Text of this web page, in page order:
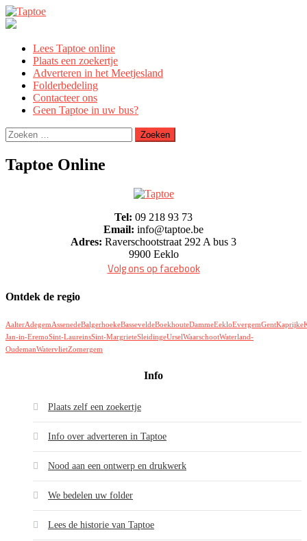
Skip
to
Lees Taptoe online
Plaats een zoekertje
Adverteren in het Meetjesland
Folderbedeling
Contacteer ons
Geen Taptoe in uw bus?
Zoeken
naar:
Taptoe Online
Tel: 09 218 93 73
Email: info@taptoe.be
Adres: Raverschootstraat 292 A bus 3
9900 Eeklo
Volg ons op facebook
Ontdek de regio
AalterAdegemAssenedeBalgerhoekeBasseveldeBoekhouteDammeEekloEvergemGentKaprijke
Jan-in-EremoSint-LaureinsSint-MargrieteSleidingeUrselWaarschootWaterland-
OudemanWatervlietZomergem
Info
Plaats zelf een zoekertje
Info over adverteren in Taptoe
Nood aan een ontwerp en drukwerk
We bedelen uw folder
Lees de historie van Taptoe